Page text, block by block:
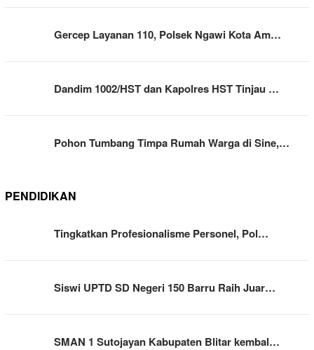
Gercep Layanan 110, Polsek Ngawi Kota Am…
Dandim 1002/HST dan Kapolres HST Tinjau …
Pohon Tumbang Timpa Rumah Warga di Sine,…
PENDIDIKAN
Tingkatkan Profesionalisme Personel, Pol…
Siswi UPTD SD Negeri 150 Barru Raih Juar…
SMAN 1 Sutojayan Kabupaten Blitar kembal…